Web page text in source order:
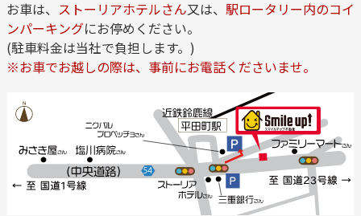
お車は、 ストーリアホテルさん又は、 駅ロータリー内のコイ
ンパーキングにお停めください。
(駐車料金は当社で負担します。)
※お車でお越しの際は、事前にお電話くださいませ。